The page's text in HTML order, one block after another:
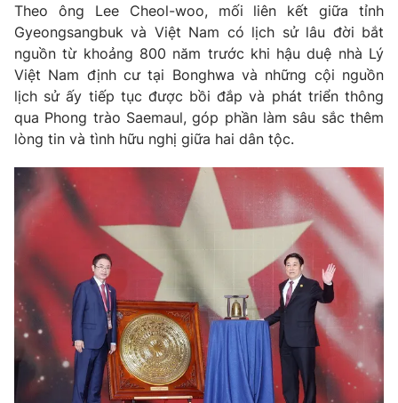
Theo dõi báo trên
Cơ quan chủ quản:Đài Truyền hình Việt Nam
Cơ quan báo chí:
Thời báo VTV
Giấy phép hoạt động báo in và báo điện tử số 483/GP-BTTTT
cấp ngày 29/12/2023
Phó Tổng Biên tập:
Nguyễn Thị Mỹ Hạnh, Phạm Quốc Thắng,
Nguyễn Trọng Ninh
Tổng đài VTV:024.38 355 931 - 024.38 355 932
Ðiện thoại Thời báo VTV:
Email:toasoan@vtv.vn
Liên hệ quảng cáo:024-7300.7108
Theo ông Lee Cheol-woo, mối liên kết giữa tỉnh
Gyeongsangbuk và Việt Nam có lịch sử lâu đời bắt
nguồn từ khoảng 800 năm trước khi hậu duệ nhà Lý
Việt Nam định cư tại Bonghwa và những cội nguồn
lịch sử ấy tiếp tục được bồi đắp và phát triển thông
qua Phong trào Saemaul, góp phần làm sâu sắc thêm
lòng tin và tình hữu nghị giữa hai dân tộc.